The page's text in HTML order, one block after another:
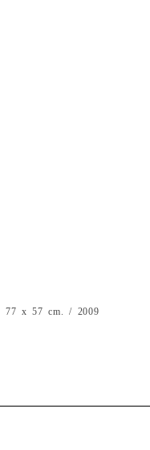
77 x 57 cm. / 2009